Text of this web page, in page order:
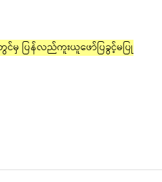
တွင်မှ ပြန်လည်ကူးယူဖော်ပြခွင့်မပြု